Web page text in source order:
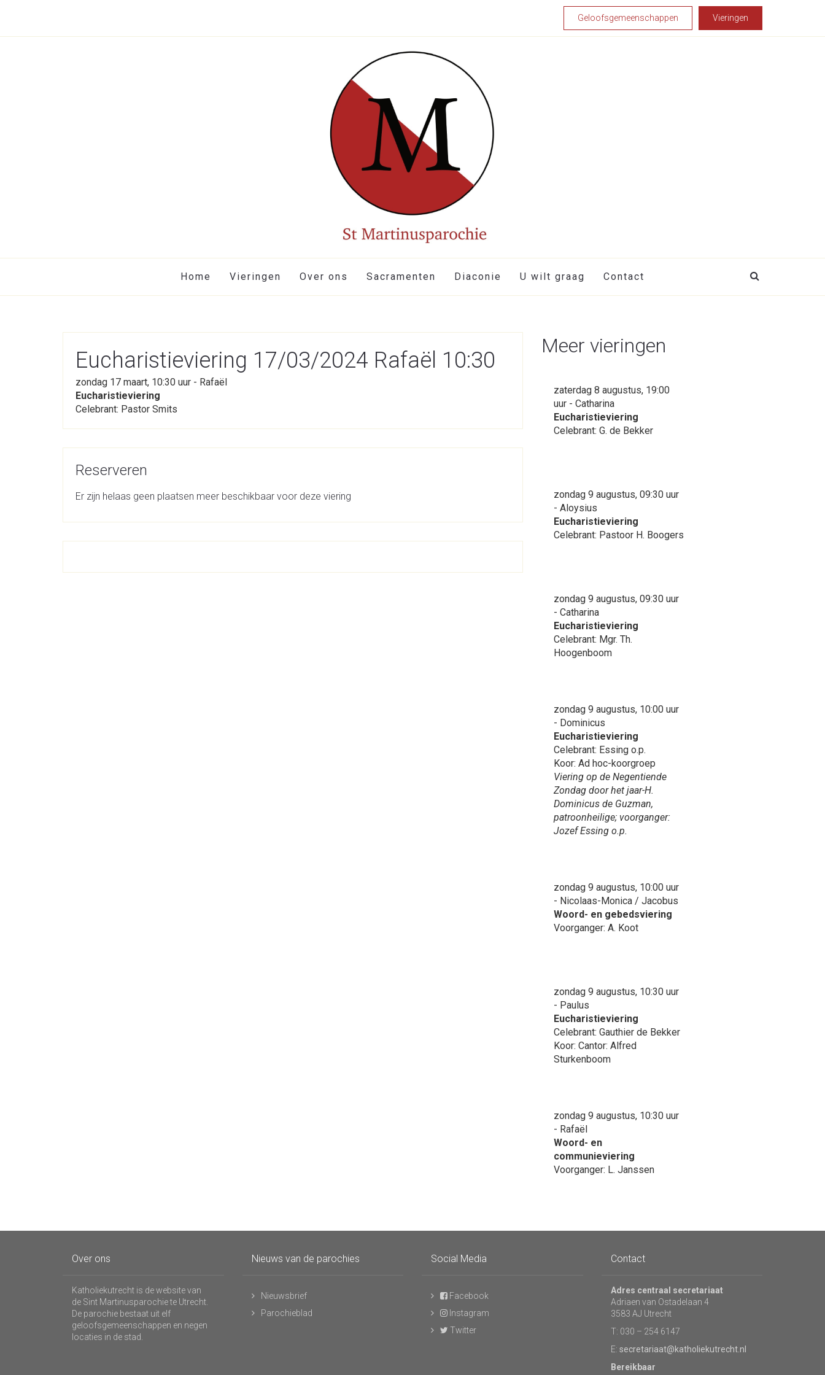
Geloofsgemeenschappen Vieringen
Home Vieringen Over ons Sacramenten Diaconie U wilt graag Contact
Eucharistieviering 17/03/2024 Rafaël 10:30
zondag 17 maart, 10:30 uur - Rafaël
Eucharistieviering
Celebrant: Pastor Smits
Reserveren
Er zijn helaas geen plaatsen meer beschikbaar voor deze viering
Meer vieringen
zaterdag 8 augustus, 19:00
uur - Catharina
Eucharistieviering
Celebrant: G. de Bekker
zondag 9 augustus, 09:30 uur
- Aloysius
Eucharistieviering
Celebrant: Pastoor H. Boogers
zondag 9 augustus, 09:30 uur
- Catharina
Eucharistieviering
Celebrant: Mgr. Th.
Hoogenboom
zondag 9 augustus, 10:00 uur
- Dominicus
Eucharistieviering
Celebrant: Essing o.p.
Koor: Ad hoc-koorgroep
Viering op de Negentiende
Zondag door het jaar-H.
Dominicus de Guzman,
patroonheilige; voorganger:
Jozef Essing o.p.
zondag 9 augustus, 10:00 uur
- Nicolaas-Monica / Jacobus
Woord- en gebedsviering
Voorganger: A. Koot
zondag 9 augustus, 10:30 uur
- Paulus
Eucharistieviering
Celebrant: Gauthier de Bekker
Koor: Cantor: Alfred
Sturkenboom
zondag 9 augustus, 10:30 uur
- Rafaël
Woord- en
communieviering
Voorganger: L. Janssen
Over ons
Katholiekutrecht is de website van
de Sint Martinusparochie te Utrecht.
De parochie bestaat uit elf
geloofsgemeenschappen en negen
locaties in de stad.
Nieuws van de parochies
Nieuwsbrief
Parochieblad
Social Media
Facebook
Instagram
Twitter
Contact
Adres centraal secretariaat
Adriaen van Ostadelaan 4
3583 AJ Utrecht
T: 030 – 254 6147
E: secretariaat@katholiekutrecht.nl
Bereikbaar